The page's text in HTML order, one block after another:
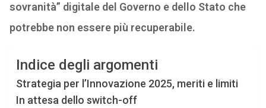
sovranità” digitale del Governo e dello Stato che
potrebbe non essere più recuperabile.
Indice degli argomenti
Strategia per l’Innovazione 2025, meriti e limiti
In attesa dello switch-off